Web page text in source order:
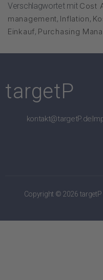
Verschlagwortet mit Cost
management, Inflation,
Einkauf, Purchasing
targetP
kontakt@targetP.de
Copyright © 2026 targetP